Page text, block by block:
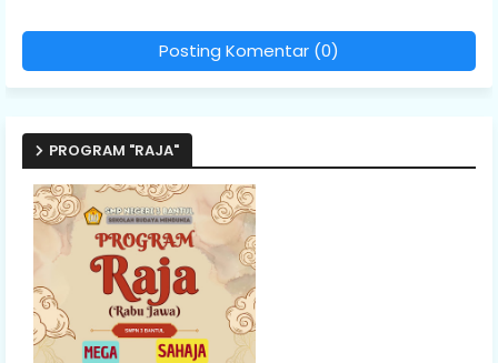
Posting Komentar (0)
PROGRAM "RAJA"